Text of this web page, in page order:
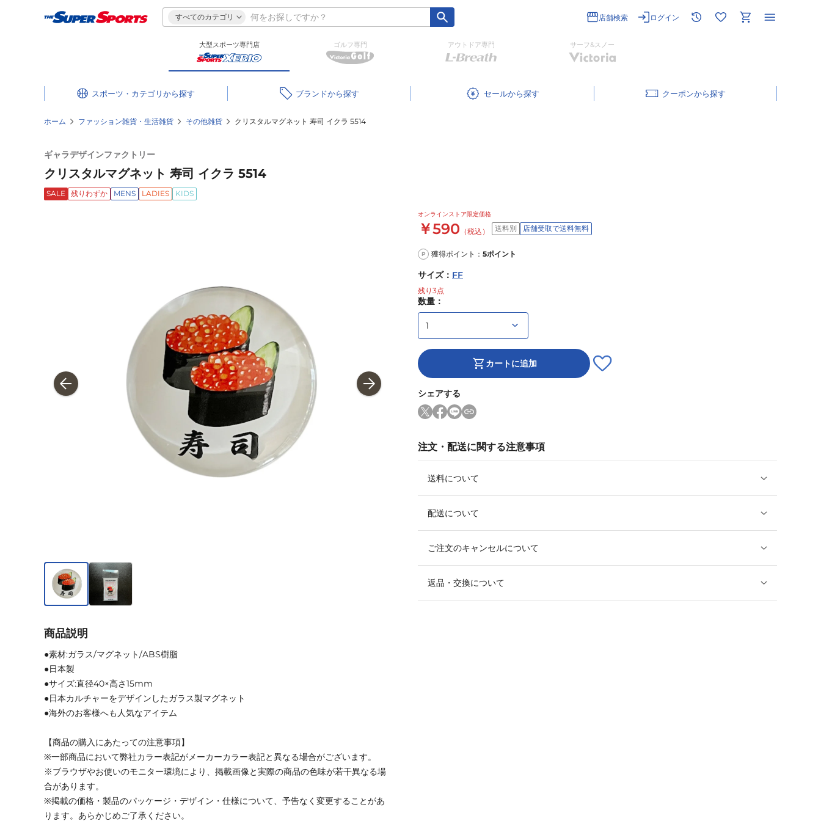
すべてのカテゴリ 店舗検索 ログイン
大型スポーツ専門店 ゴルフ専門 アウトドア専門 サーフ&スノー
スポーツ・カテゴリ ブランド セール クーポン
ホーム ファッション雑貨・生活雑貨 その他雑貨 クリスタルマグネット 寿司 イクラ 5514
ギャラデザインファクトリー
クリスタルマグネット 寿司 イクラ 5514
SALE 残りわずか MENS LADIES KIDS
オンラインストア限定価格
￥590 （税込） 送料別 店舗受取で送料無料
P 獲得ポイント： 5ポイント
サイズ： FF
残り 3点
数量：
カートに追加
シェアする
注文・配送に関する注意事項
送料について
配送について
ご注文のキャンセルについて
返品・交換について
商品説明
●素材:ガラス/マグネット/ABS樹脂
●日本製
●サイズ:直径40×高さ15mm
●日本カルチャーをデザインしたガラス製マグネット
●海外のお客様へも人気なアイテム
【商品の購入にあたっての注意事項】
※一部商品において弊社カラー表記がメーカーカラー表記と異なる場合がございます。
※ブラウザやお使いのモニター環境により、掲載画像と実際の商品の色味が若干異なる場
合があります。
※掲載の価格・製品のパッケージ・デザイン・仕様について、予告なく変更することがあ
ります。あらかじめご了承ください。